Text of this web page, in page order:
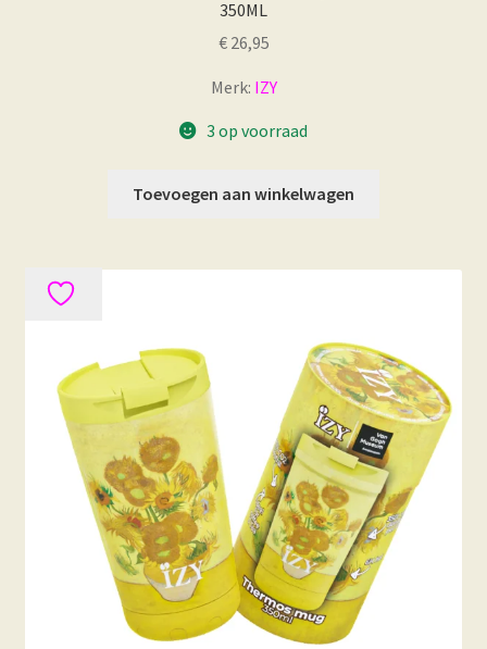
350ML
€26,95
Merk: IZY
3 op voorraad
Toevoegen aan winkelwagen